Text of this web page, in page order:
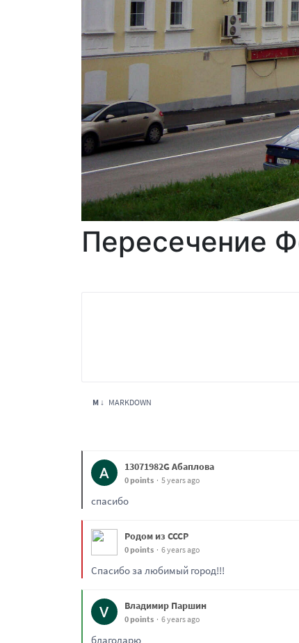
Пересечение
M ↓ MARKDOWN
13071982G Абаплова
0 points 5 years ago
спасибо
Родом из СССР
0 points 6 years ago
Спасибо за любимый город!!!
Владимир Паршин
0 points 6 years ago
благодарю